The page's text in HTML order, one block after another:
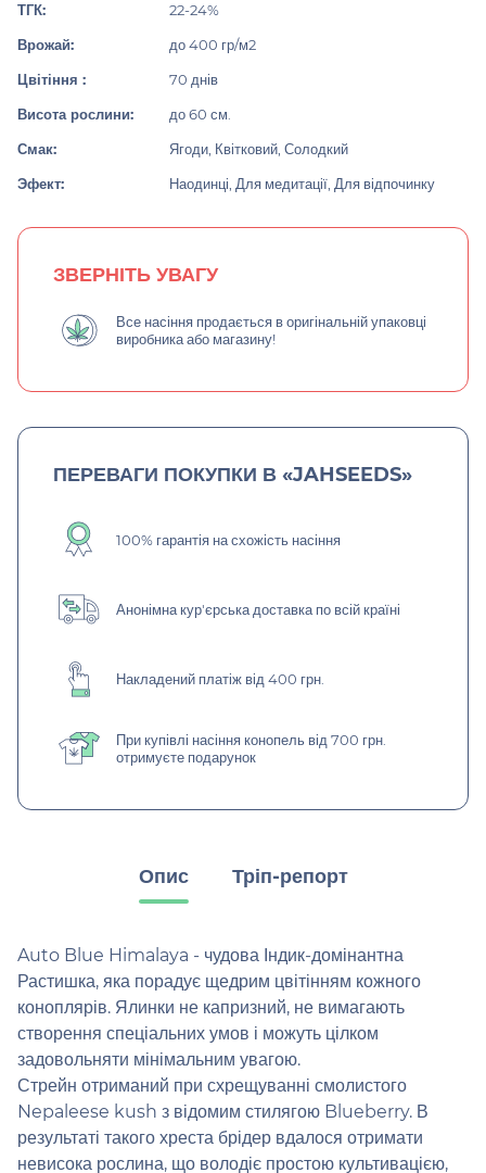
ТГК:
22-24%
Врожай:
до 400 гр/м2
Цвітіння :
70 днів
Висота рослини:
до 60 см.
Смак:
Ягоди, Квітковий, Солодкий
Эфект:
Наодинці, Для медитації, Для відпочинку
ЗВЕРНІТЬ УВАГУ
Все насіння продається в оригінальній упаковці
виробника або магазину!
ПЕРЕВАГИ ПОКУПКИ В «JAHSEEDS»
100% гарантія на схожість насіння
Анонімна кур'єрська доставка по всій країні
Накладений платіж від 400 грн.
При купівлі насіння конопель від 700 грн.
отримуєте подарунок
Опис Тріп-репорт
Auto Blue Himalaya - чудова Індик-домінантна
Растишка, яка порадує щедрим цвітінням кожного
коноплярів. Ялинки не капризний, не вимагають
створення спеціальних умов і можуть цілком
задовольняти мінімальним увагою.
Стрейн отриманий при схрещуванні смолистого
Nepaleese kush з відомим стилягою Blueberry. В
результаті такого хреста брідер вдалося отримати
невисока рослина, що володіє простою культивацією,